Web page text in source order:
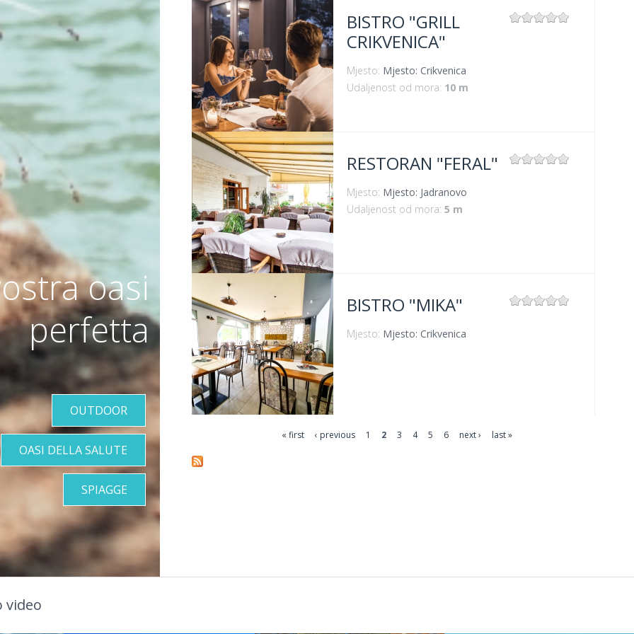
BISTRO "GRILL
CRIKVENICA"
Mjesto: Mjesto: Crikvenica
Udaljenost od mora: 10 m
VIŠE INFORMACIJA
RESTORAN "FERAL"
Mjesto: Mjesto: Jadranovo
Udaljenost od mora: 5 m
VIŠE INFORMACIJA
BISTRO "MIKA"
Mjesto: Mjesto: Crikvenica
« first ‹ previous 1 2 3 4 5 6 next › last »
oasi
perfetta
OUTDOOR
OASI DELLA SALUTE
SPIAGGE
video